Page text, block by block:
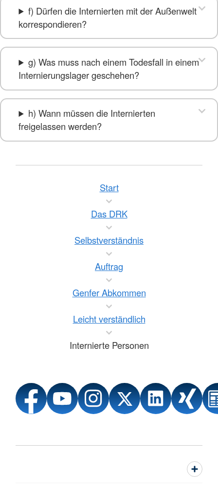
f) Dürfen die Internierten mit der Außenwelt
korrespondieren?
g) Was muss nach einem Todesfall in einem
Internierungslager geschehen?
h) Wann müssen die Internierten
freigelassen werden?
Start
Das DRK
Selbstverständnis
Auftrag
Genfer Abkommen
Leicht verständlich
Internierte Personen